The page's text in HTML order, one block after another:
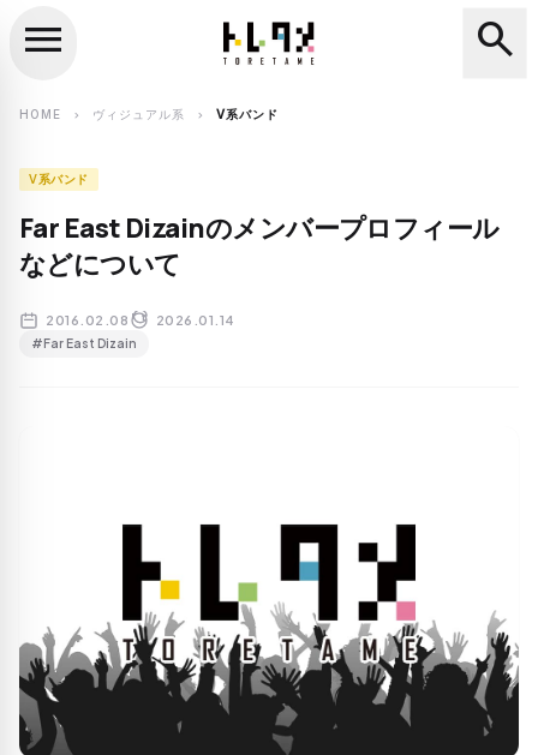
search
menu search
HOME chevron_right ヴィジュアル系 chevron_right V系バンド
V系バンド
Far East Dizainのメンバープロフィール
などについて
2016.02.08 2026.01.14
#Far East Dizain